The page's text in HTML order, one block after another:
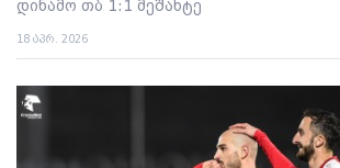
დინამო თბ 1:1 მეშახტე
18 აპრ. 2026